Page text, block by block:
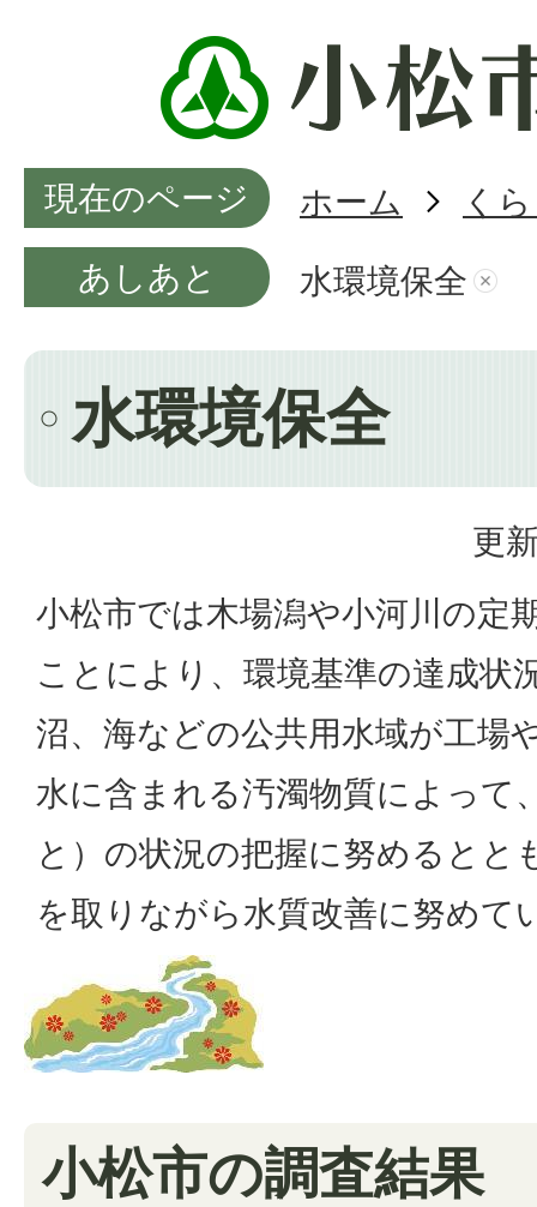
現在のページ ホーム
く
あしあと
水環境保全
水環境保全
更
小松市では木場潟や小河川の定
ことにより、環境基準の達成状
沼、海などの公共用水域が工場
水に含まれる汚濁物質によって
と）の状況の把握に努めるとと
を取りながら水質改善に努めて
小松市の調査結果